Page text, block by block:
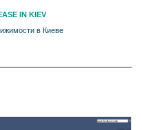
IN KIEV
в Киеве